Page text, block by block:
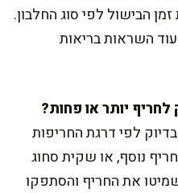
הבישול לפי סוג החלבון.
השראות בריאות
לפי דרגת החריפות
נוסף, או שקית סחוג
את החריף והסתפקו